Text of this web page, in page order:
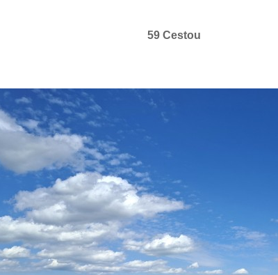
59 Cestou